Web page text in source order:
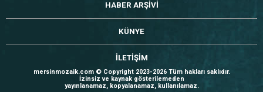
HABER ARŞİVİ
KÜNYE
İLETİŞİM
mersinmozaik.com © Copyright 2023-2026 Tüm hakları saklıdır.
İzinsiz ve kaynak gösterilemeden
yayınlanamaz, kopyalanamaz, kullanılamaz.